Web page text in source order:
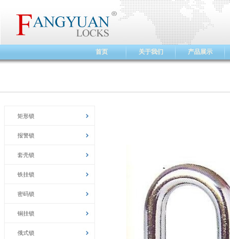
首页 关于我们 产品展示
矩形锁
报警锁
套壳锁
铁挂锁
密码锁
铜挂锁
俄式锁